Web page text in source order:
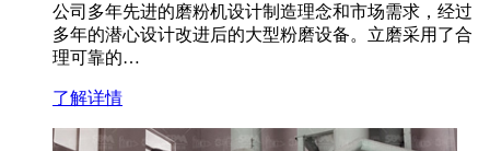
公司多年先进的磨粉机设计制造理念和市场需求，经过
多年的潜心设计改进后的大型粉磨设备。立磨采用了合
理可靠的…
了解详情